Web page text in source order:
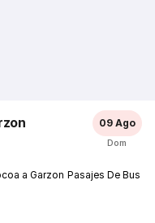
09 Ago
Dom
a Garzon Pasajes De Bus